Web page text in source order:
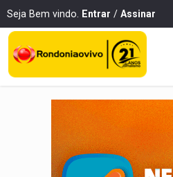
Seja Bem vindo. Entrar / Assinar